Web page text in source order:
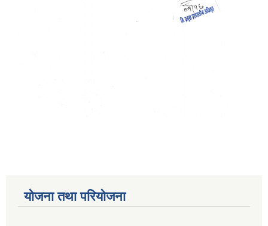
योजना तथा परियोजना